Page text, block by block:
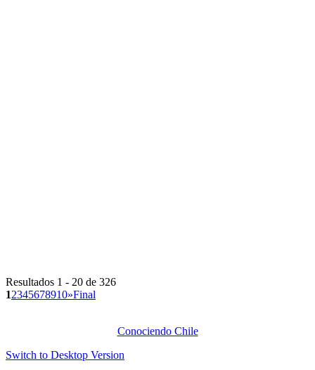
Resultados 1 - 20 de 326
12345678910»Final
Conociendo Chile
Switch to Desktop Version